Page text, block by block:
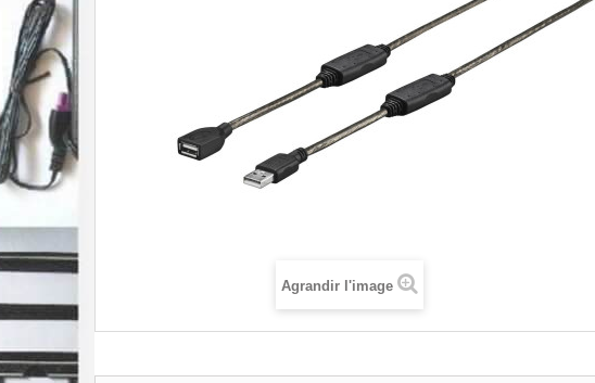
Agrandir l'image